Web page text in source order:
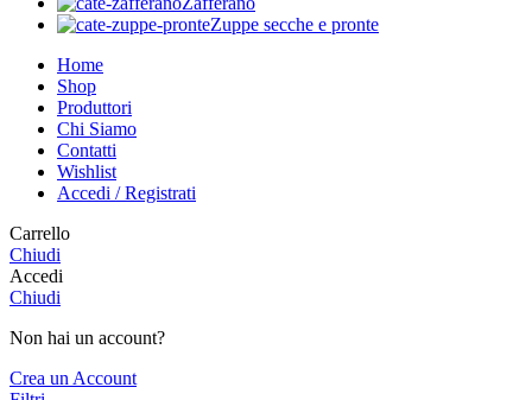
Zuppe secche e pronte
Home
Shop
Produttori
Chi Siamo
Contatti
Wishlist
Accedi / Registrati
Carrello
Chiudi
Accedi
Chiudi
Non hai un account?
Crea un Account